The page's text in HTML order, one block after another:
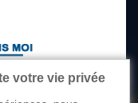
votre vie privée